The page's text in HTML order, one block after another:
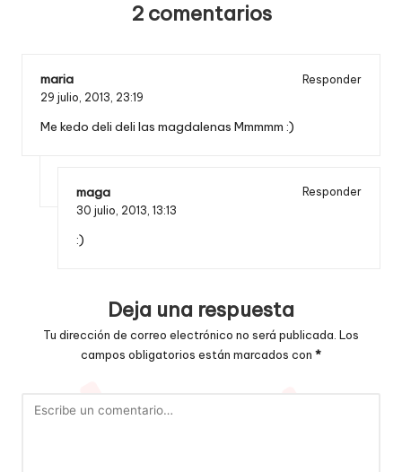
2 comentarios
maria
Responder
29 julio, 2013, 23:19
Me kedo deli deli las magdalenas Mmmmm :)
maga
Responder
30 julio, 2013, 13:13
:)
Deja una respuesta
Tu dirección de correo electrónico no será publicada. Los
campos obligatorios están marcados con *